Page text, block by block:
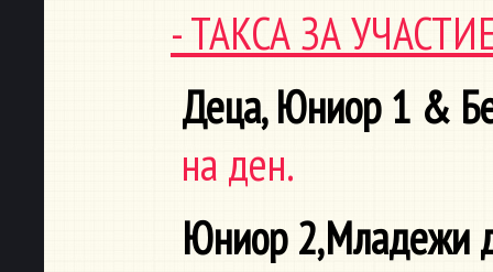
- ТАКСА ЗА
Деца, Юниор 1 &
на ден.
Юниор 2,Младежи